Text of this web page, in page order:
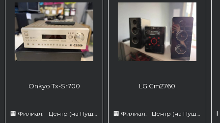
Onkyo Tx-Sr700
🏢 Филиал: Центр (на Пушкина 66)
LG Cm2760
🏢 Филиал: Центр (на Пушкина 66)